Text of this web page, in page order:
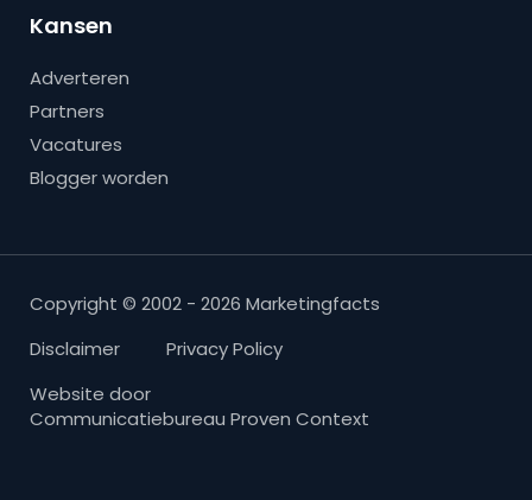
Kansen
Adverteren
Partners
Vacatures
Blogger worden
Copyright © 2002 - 2026 Marketingfacts
Disclaimer
Privacy Policy
Website door
Communicatiebureau Proven Context